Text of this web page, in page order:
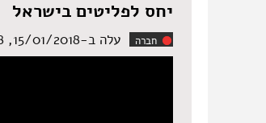
יחס לפליטים בישראל
חברה עלה ב-15/01/2018, 17:38